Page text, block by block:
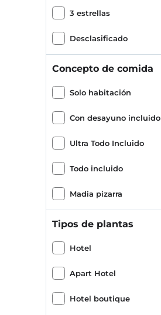
3 estrellas
Desclasificado
Concepto de comida
Solo habitación
Con desayuno incluido
Ultra Todo Incluido
Todo incluido
Madia pizarra
Tipos de plantas
Hotel
Apart Hotel
Hotel boutique